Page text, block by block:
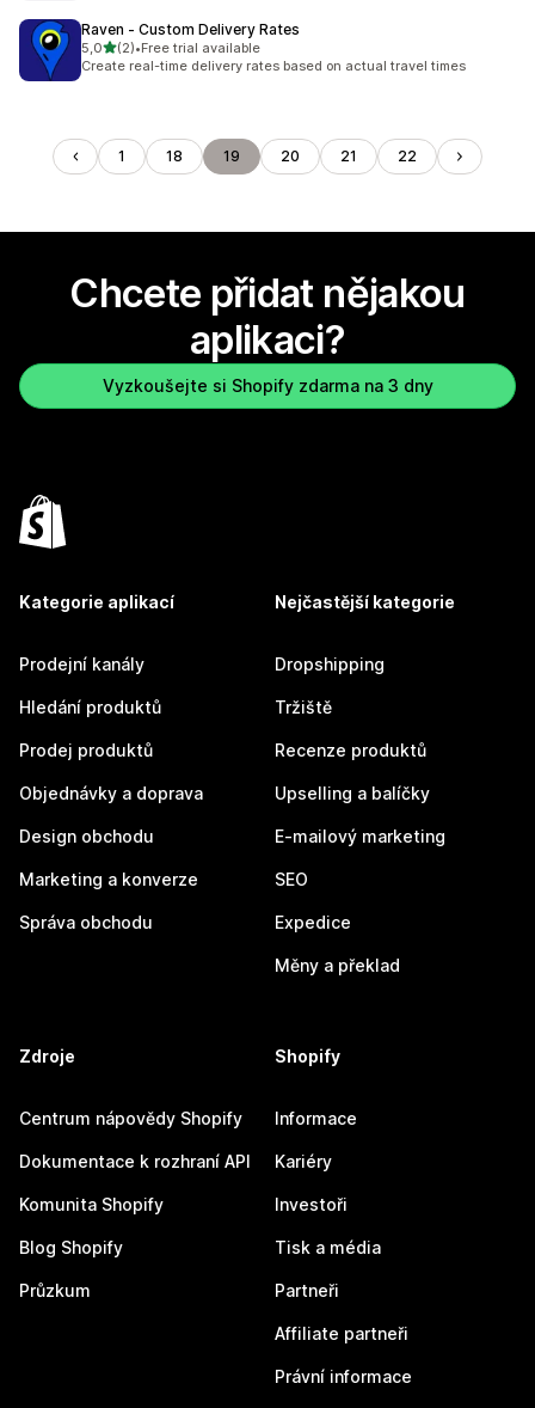
Raven ‑ Custom Delivery Rates
5,0z 5 hvězd
(2)
Celkový počet recenzí: 2
•Free trial available
Create real-time delivery rates based on actual travel times
1 18 19 20 21 22
Chcete přidat nějakou
aplikaci?
Vyzkoušejte si Shopify zdarma na 3 dny
Kategorie aplikací
Prodejní kanály
Hledání produktů
Prodej produktů
Objednávky a doprava
Design obchodu
Marketing a konverze
Správa obchodu
Nejčastější kategorie
Dropshipping
Tržiště
Recenze produktů
Upselling a balíčky
E-mailový marketing
SEO
Expedice
Měny a překlad
Zdroje
Centrum nápovědy Shopify
Dokumentace k rozhraní API
Komunita Shopify
Blog Shopify
Průzkum
Shopify
Informace
Kariéry
Investoři
Tisk a média
Partneři
Affiliate partneři
Právní informace